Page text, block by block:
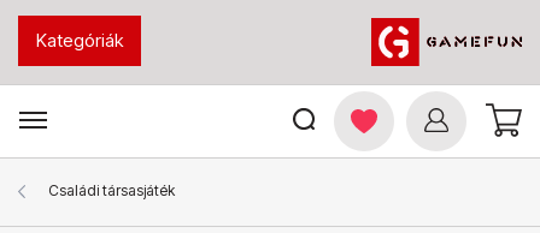
Kategóriák
Családi társasjáték